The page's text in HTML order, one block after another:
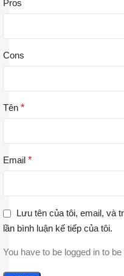
Pros
Cons
Tên *
Email *
Lưu tên của tôi, email, và
lần bình luận kế tiếp của tôi.
You have to be logged in to